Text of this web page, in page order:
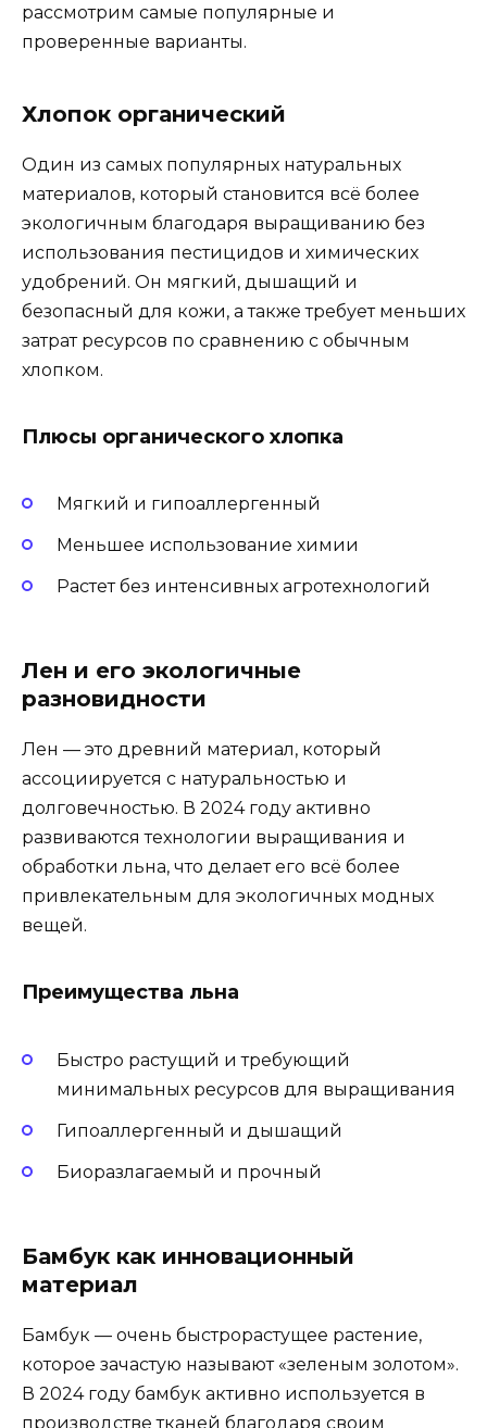
рассмотрим самые популярные и
проверенные варианты.
Хлопок органический
Один из самых популярных натуральных
материалов, который становится всё более
экологичным благодаря выращиванию без
использования пестицидов и химических
удобрений. Он мягкий, дышащий и
безопасный для кожи, а также требует меньших
затрат ресурсов по сравнению с обычным
хлопком.
Плюсы органического хлопка
Мягкий и гипоаллергенный
Меньшее использование химии
Растет без интенсивных агротехнологий
Лен и его экологичные
разновидности
Лен — это древний материал, который
ассоциируется с натуральностью и
долговечностью. В 2024 году активно
развиваются технологии выращивания и
обработки льна, что делает его всё более
привлекательным для экологичных модных
вещей.
Преимущества льна
Быстро растущий и требующий
минимальных ресурсов для выращивания
Гипоаллергенный и дышащий
Биоразлагаемый и прочный
Бамбук как инновационный
материал
Бамбук — очень быстрорастущее растение,
которое зачастую называют «зеленым золотом».
В 2024 году бамбук активно используется в
производстве тканей благодаря своим